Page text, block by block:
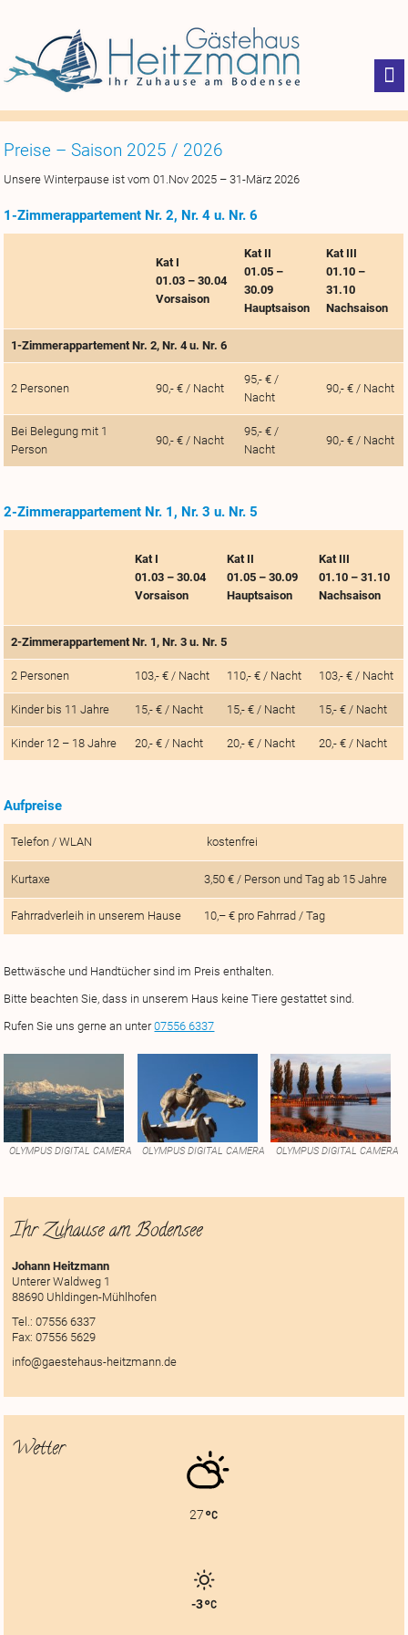
Preise – Saison 2025 / 2026
Unsere Winterpause ist vom 01.Nov 2025 – 31-März 2026
1-Zimmerappartement Nr. 2, Nr. 4 u. Nr. 6
Kat I
01.03 – 30.04
Vorsaison
Kat II
01.05 –
30.09
Hauptsaison
Kat III
01.10 –
31.10
Nachsaison
1-Zimmerappartement Nr. 2, Nr. 4 u. Nr. 6
2 Personen 90,- € / Nacht
95,- € /
Nacht
90,- € / Nacht
Bei Belegung mit 1
Person
90,- € / Nacht
95,- € /
Nacht
90,- € / Nacht
2-Zimmerappartement Nr. 1, Nr. 3 u. Nr. 5
Kat I
01.03 – 30.04
Vorsaison
Kat II
01.05 – 30.09
Hauptsaison
Kat III
01.10 – 31.10
Nachsaison
2-Zimmerappartement Nr. 1, Nr. 3 u. Nr. 5
2 Personen 103,- € / Nacht 110,- € / Nacht 103,- € / Nacht
Kinder bis 11 Jahre 15,- € / Nacht 15,- € / Nacht 15,- € / Nacht
Kinder 12 – 18 Jahre 20,- € / Nacht 20,- € / Nacht 20,- € / Nacht
Aufpreise
Telefon / WLAN kostenfrei
Kurtaxe 3,50 € / Person und Tag ab 15 Jahre
Fahrradverleih in unserem Hause 10,– € pro Fahrrad / Tag
Bettwäsche und Handtücher sind im Preis enthalten.
Bitte beachten Sie, dass in unserem Haus keine Tiere gestattet sind.
Rufen Sie uns gerne an unter07556 6337
OLYMPUS DIGITAL CAMERA OLYMPUS DIGITAL CAMERA OLYMPUS DIGITAL CAMERA
Ihr Zuhause am Bodensee
Johann Heitzmann
Unterer Waldweg 1
88690 Uhldingen-Mühlhofen
Tel.:07556 6337
Fax:07556 5629
info@gaestehaus-heitzmann.de
Wetter
27
-3